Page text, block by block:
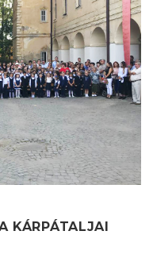
KÁRPÁTALJAI